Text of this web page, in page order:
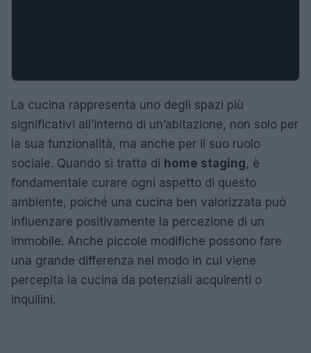
La cucina rappresenta uno degli spazi più
significativi all’interno di un’abitazione, non solo per
la sua funzionalità, ma anche per il suo ruolo
sociale. Quando si tratta di home staging, è
fondamentale curare ogni aspetto di questo
ambiente, poiché una cucina ben valorizzata può
influenzare positivamente la percezione di un
immobile. Anche piccole modifiche possono fare
una grande differenza nel modo in cui viene
percepita la cucina da potenziali acquirenti o
inquilini.